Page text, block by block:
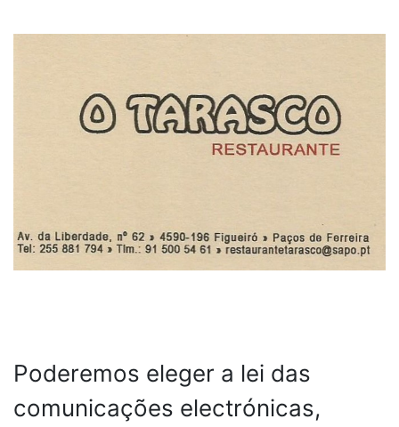
Poderemos eleger a lei das
comunicações electrónicas,